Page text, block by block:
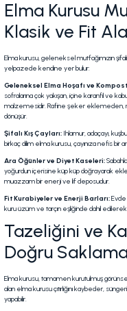
Elma Kurusu
Klasik ve Fit
Elma kurusu, geleneksel mutfağımızın
yelpazede kendine yer bulur:
Geleneksel Elma Hoşafı ve
sofralarına çok yakışan, içine karanfil ve
malzemesidir. Rafine şeker
dönüşür.
Şifalı Kış Çayları: Ihlamur, adaçayı,
birkaç dilim elma kurusu, çayınıza nefis bir
Ara Öğünler ve Diyet Kaseleri:
yoğurdun içerisine küp küp doğrayarak
muazzam bir enerji ve lif deposudur.
Fit Kurabiyeler ve Enerji Barları:Evde
kuru üzüm ve tarçın eşliğinde dahil
Tazeliğini ve
Doğru
Elma kurusu, tamamen kurutulmuş
alan elma kurusu çıtırlığını kaybeder,
yapabilir.